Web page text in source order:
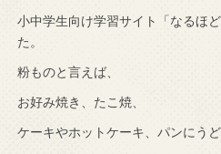
小中学生向け学習サイト「なるほ
た。
粉ものと言えば、
お好み焼き、たこ焼、
ケーキやホットケーキ、パンにう